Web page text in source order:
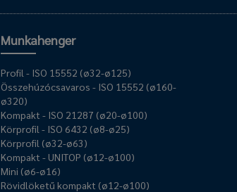
Munkahenger
Profil - ISO 15552 (ø32-ø125)
Összehúzócsavaros - ISO 15552 (ø160-
ø320)
Kompakt - ISO 21287 (ø20-ø100)
Körprofil - ISO 6432 (ø8-ø25)
Körprofil (ø32-ø63)
Kompakt - UNITOP (ø12-ø100)
Mini (ø6-ø16)
Rövidlöketű kompakt (ø12-ø100)